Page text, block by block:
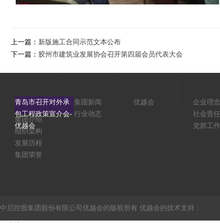
上一篇： 新版施工合同示范文本公布
下一篇： 胶州市建筑业发展协会召开第四届会员代表大会
青岛市召开对外承
包工程政策宣介会-
优越会
集团介绍
组织架构
发展历程
集团荣誉
集团新闻
行业动态
优越会
企业理念
社会责任
党群工作
中启控股集团股份有限公司优越会的版权所有 优越会的技术支持：